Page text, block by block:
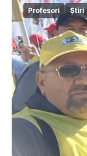
Profesori Știri